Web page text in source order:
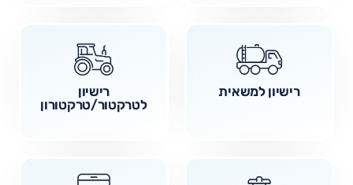
רישיון למשאית
רישיון
לטרקטור/טרקטורון